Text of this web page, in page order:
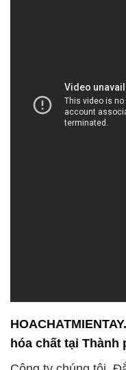
hóa chất tại Thành